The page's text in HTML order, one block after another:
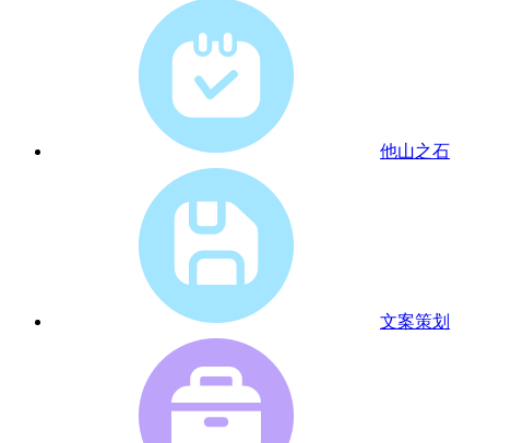
他山之石
文案策划